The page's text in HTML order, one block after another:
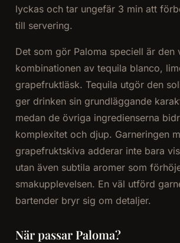
lyckas och tar ungefär 3 min att
till servering.
Det som gör Paloma speciell är den
kombinationen av tequila blanco,
grapefruktläsk. Tequila utgör den
ger drinken sin grundläggande
medan de övriga ingredienserna
komplexitet och djup. Garneringen
grapefruktskiva adderar inte bara
utan även subtila aromer som
smakupplevelsen. En väl utförd
bartender bryr sig om detaljer.
När passar Paloma?